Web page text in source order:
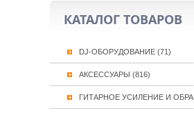
КАТАЛОГ ТОВАРОВ
DJ-ОБОРУДОВАНИЕ (71)
АКСЕССУАРЫ (816)
ГИТАРНОЕ УСИЛЕНИЕ И